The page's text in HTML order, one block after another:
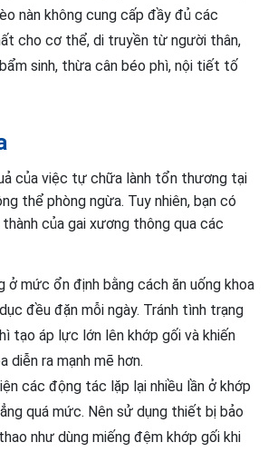
nàn không cung cấp đầy đủ các
cho cơ thể, di truyền từ người thân,
sinh, thừa cân béo phì, nội tiết tố
của việc tự chữa lành tổn thương tại
thể phòng ngừa. Tuy nhiên, bạn có
của gai xương thông qua các
ở mức ổn định bằng cách ăn uống khoa
đều đặn mỗi ngày. Tránh tình trạng
tạo áp lực lớn lên khớp gối và khiến
diễn ra mạnh mẽ hơn.
các động tác lặp lại nhiều lần ở khớp
quá mức. Nên sử dụng thiết bị bảo
như dùng miếng đệm khớp gối khi